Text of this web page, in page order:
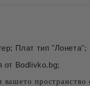
Плат тип "Лонета";
от Bodlivko.bg;
пространство